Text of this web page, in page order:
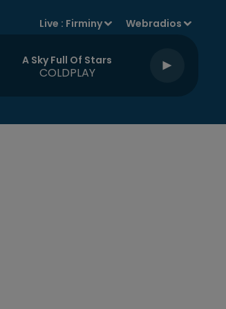
Live : Firminy Webradios
A Sky Full Of Stars
COLDPLAY